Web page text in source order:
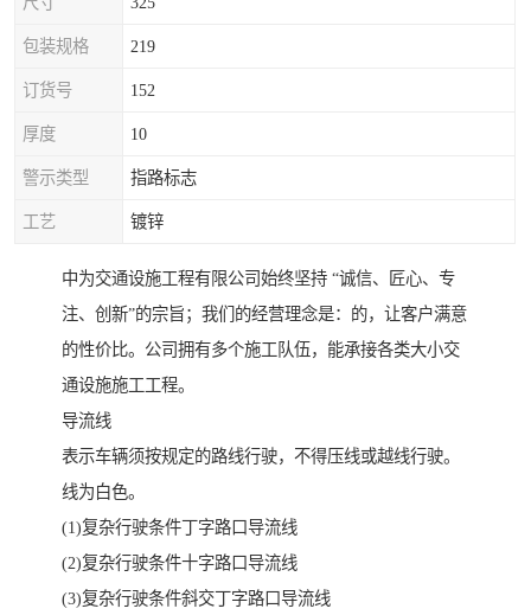
包装规格 219
订货号 152
厚度 10
警示类型 指路标志
工艺 镀锌
中为交通设施工程有限公司始终坚持 “诚信、匠心、专
注、创新”的宗旨；我们的经营理念是：的，让客户满意
的性价比。公司拥有多个施工队伍，能承接各类大小交
通设施施工工程。
导流线
表示车辆须按规定的路线行驶，不得压线或越线行驶。
线为白色。
(1)复杂行驶条件丁字路口导流线
(2)复杂行驶条件十字路口导流线
(3)复杂行驶条件斜交丁字路口导流线